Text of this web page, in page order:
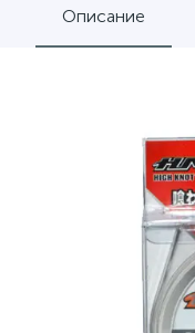
Описание